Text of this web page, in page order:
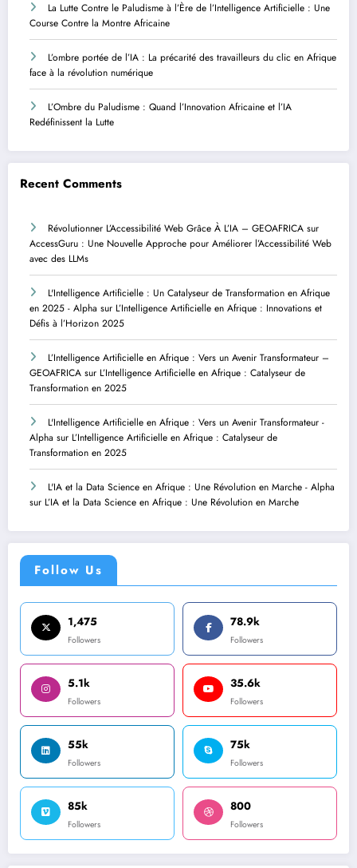
La Lutte Contre le Paludisme à l’Ère de l’Intelligence Artificielle : Une
Course Contre la Montre Africaine
L’ombre portée de l’IA : La précarité des travailleurs du clic en Afrique
face à la révolution numérique
L’Ombre du Paludisme : Quand l’Innovation Africaine et l’IA
Redéfinissent la Lutte
Recent Comments
Révolutionner L’Accessibilité Web Grâce À L’IA – GEOAFRICA sur
AccessGuru : Une Nouvelle Approche pour Améliorer l’Accessibilité Web
avec des LLMs
L'Intelligence Artificielle : Un Catalyseur de Transformation en Afrique
en 2025 - Alpha sur L’Intelligence Artificielle en Afrique : Innovations et
Défis à l’Horizon 2025
L’Intelligence Artificielle en Afrique : Vers un Avenir Transformateur –
GEOAFRICA sur L’Intelligence Artificielle en Afrique : Catalyseur de
Transformation en 2025
L'Intelligence Artificielle en Afrique : Vers un Avenir Transformateur -
Alpha sur L’Intelligence Artificielle en Afrique : Catalyseur de
Transformation en 2025
L'IA et la Data Science en Afrique : Une Révolution en Marche - Alpha
sur L’IA et la Data Science en Afrique : Une Révolution en Marche
Follow Us
1,475
Followers
78.9k
Followers
5.1k
Followers
35.6k
Followers
55k
Followers
75k
Followers
85k
Followers
800
Followers